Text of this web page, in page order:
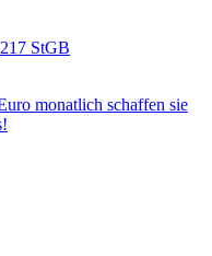
StGB
monatlich schaffen sie